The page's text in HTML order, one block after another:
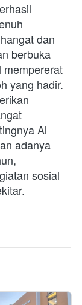
dan
berbuka
mempererat
yang hadir.
Al
adanya
sosial